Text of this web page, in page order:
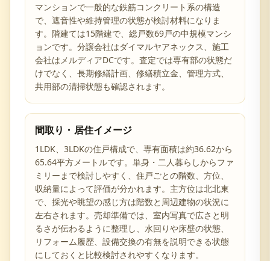
マンションで一般的な鉄筋コンクリート系の構造
で、遮音性や維持管理の状態が検討材料になりま
す。階建ては15階建で、総戸数69戸の中規模マンシ
ョンです。分譲会社はダイマルヤアネックス、施工
会社はメルディアDCです。査定では専有部の状態だ
けでなく、長期修繕計画、修繕積立金、管理方式、
共用部の清掃状態も確認されます。
間取り・居住イメージ
1LDK、3LDKの住戸構成で、専有面積は約36.62から
65.64平方メートルです。単身・二人暮らしからファ
ミリーまで検討しやすく、住戸ごとの階数、方位、
収納量によって評価が分かれます。主方位は北北東
で、採光や眺望の感じ方は階数と周辺建物の状況に
左右されます。売却準備では、室内写真で広さと明
るさが伝わるように整理し、水回りや床壁の状態、
リフォーム履歴、設備交換の有無を説明できる状態
にしておくと比較検討されやすくなります。